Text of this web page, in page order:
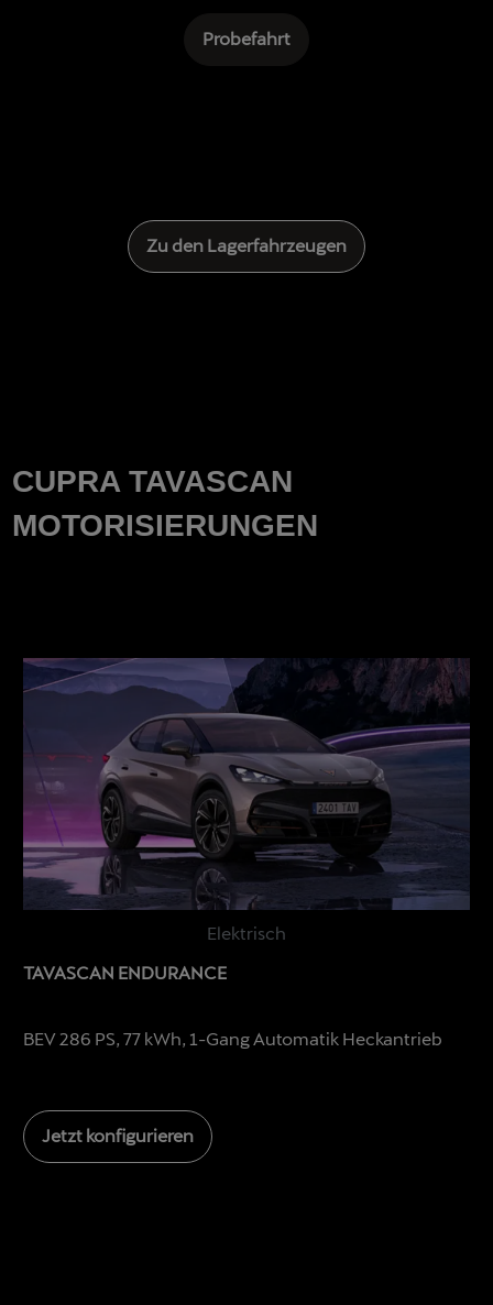
Probefahrt
Zu den Lagerfahrzeugen
CUPRA TAVASCAN
MOTORISIERUNGEN
Elektrisch
TAVASCAN ENDURANCE
BEV 286 PS, 77 kWh, 1-Gang Automatik Heckantrieb
Jetzt konfigurieren